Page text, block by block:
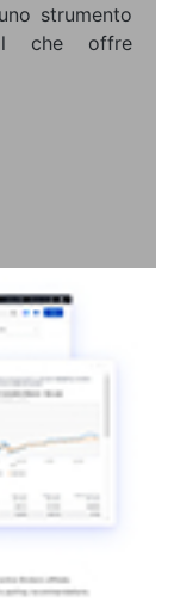
strumento
che offre